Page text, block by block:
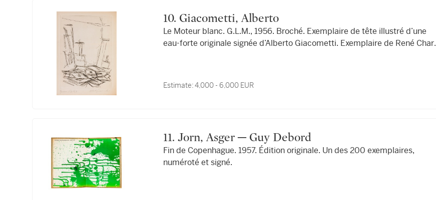
10. Giacometti, Alberto
Le Moteur blanc. G.L.M., 1956. Broché. Exemplaire de tête illustré d’une
eau-forte originale signée d’Alberto Giacometti. Exemplaire de René Char,
Estimate:4,000 - 6,000 EUR
11. Jorn, Asger ─ Guy Debord
Fin de Copenhague. 1957. Édition originale. Un des 200 exemplaires,
numéroté et signé.